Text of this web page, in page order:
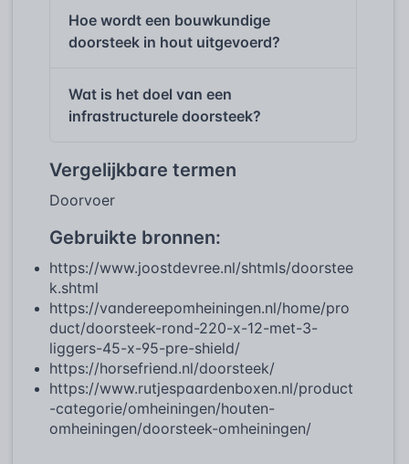
Hoe wordt een bouwkundige
doorsteek in hout uitgevoerd?
Wat is het doel van een
infrastructurele doorsteek?
Vergelijkbare termen
Doorvoer
Gebruikte bronnen:
https://www.joostdevree.nl/shtmls/doorstee
k.shtml
https://vandereepomheiningen.nl/home/pro
duct/doorsteek-rond-220-x-12-met-3-
liggers-45-x-95-pre-shield/
https://horsefriend.nl/doorsteek/
https://www.rutjespaardenboxen.nl/product
-categorie/omheiningen/houten-
omheiningen/doorsteek-omheiningen/